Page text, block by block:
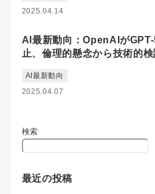
2025.04.14
AI最新動向：OpenAIが
止、倫理的懸念から技術的
AI最新動向
2025.04.07
検索
最近の投稿